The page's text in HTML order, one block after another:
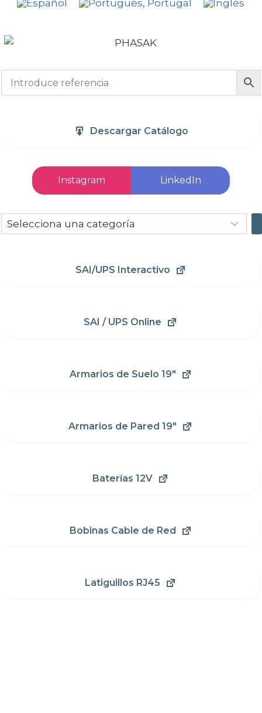
Descargar Catálogo
Instagram LinkedIn
Selecciona
una
SAI/UPS Interactivo
SAI / UPS Online
Armarios de Suelo 19"
Armarios de Pared 19"
Baterías 12V
Bobinas Cable de Red
Latiguillos RJ45